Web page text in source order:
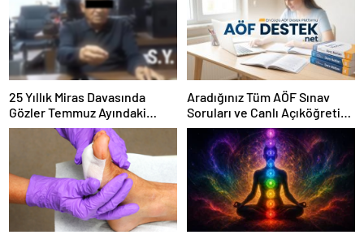
25 Yıllık Miras Davasında
Gözler Temmuz Ayındaki
Karar Duruşmasına Çevrildi
Aradığınız Tüm AÖF Sınav
Soruları ve Canlı Açıköğretim
Forumu Burada